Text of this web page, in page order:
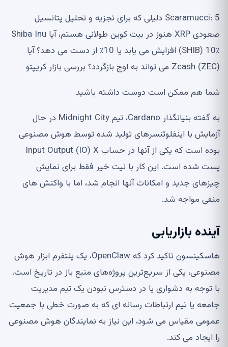
Scaramucci: 5 دلیلی که برای تجزیه و تحلیل پتانسیل
صعودی XRP هنوز در بیت کوین طولانی هستم، آیا Shiba Inu
(SHIB) 10٪ افزایش می یابد یا 10٪ از دست می دهد؟ آیا
Zcash (ZEC) می تواند به اوج بازگردد؟ بررسی بازار کریپتو
شما هم ممکن است دوست داشته باشید
به گفته بنیانگذار Cardano، تیم Midnight City در حال
آزمایش با اینفلوئنسرهای تولید شده توسط هوش مصنوعی
بوده است که یکی از آنها در حساب Input Output (IO) X
پست شده است. این کار با نیت خیر فقط برای نمایش
چیزهای جدید و امکانات آنها انجام شد، اما با واکنش های
منفی مواجه شد.
آینده بازاریابی
هاسکینسون تاکید کرد که OpenClaw، یک پلتفرم ابزار هوش
مصنوعی، یکی از سریع‌ترین پروژه‌های منبع باز در تاریخ است.
با توجه به دشواری یا در دسترس نبودن یک تیم مدیریت
جامعه یا تیم ارتباطات رسانه ای که به صورت خطی با جمعیت
عمومی مقیاس می شود، این نیاز به نمایندگان هوش مصنوعی
را ایجاد می کند.